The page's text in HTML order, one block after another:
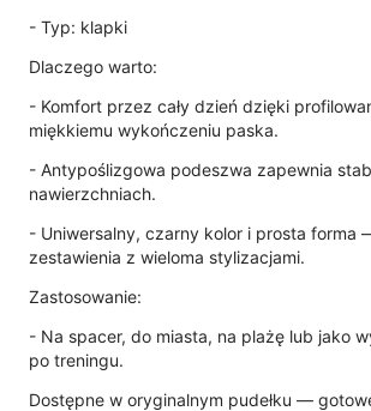
- Typ: klapki
Dlaczego warto:
- Komfort przez cały dzień dzięki
miękkiemu wykończeniu paska.
- Antypoślizgowa podeszwa zapewnia
nawierzchniach.
- Uniwersalny, czarny kolor i prosta forma
zestawienia z wieloma stylizacjami.
Zastosowanie:
- Na spacer, do miasta, na plażę lub jako
po treningu.
Dostępne w oryginalnym pudełku —